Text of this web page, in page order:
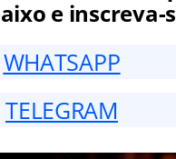
e inscreva-
WHATSAPP
TELEGRAM